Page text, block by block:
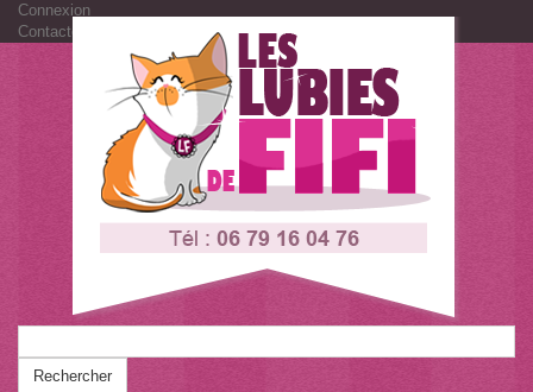
Connexion
Contactez-nous
Rechercher